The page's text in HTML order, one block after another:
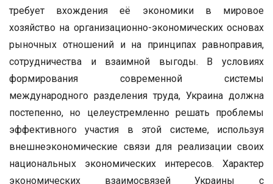
требует вхождения её экономики в мировое
хозяйство на организационно-экономических основах
рыночных отношений и на принципах равноправия,
сотрудничества и взаимной выгоды. В условиях
формирования современной системы
международного разделения труда, Украина должна
постепенно, но целеустремленно решать проблемы
эффективного участия в этой системе, используя
внешнеэкономические связи для реализации своих
национальных экономических интересов. Характер
экономических взаимосвязей Украины с